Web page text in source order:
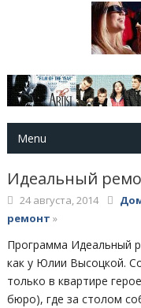
Menu
Идеальный
24 августа, 2014
ремонт »
Программа Идеальный
как у Юлии Высоцкой.
только в квартире
бюро), где за столом